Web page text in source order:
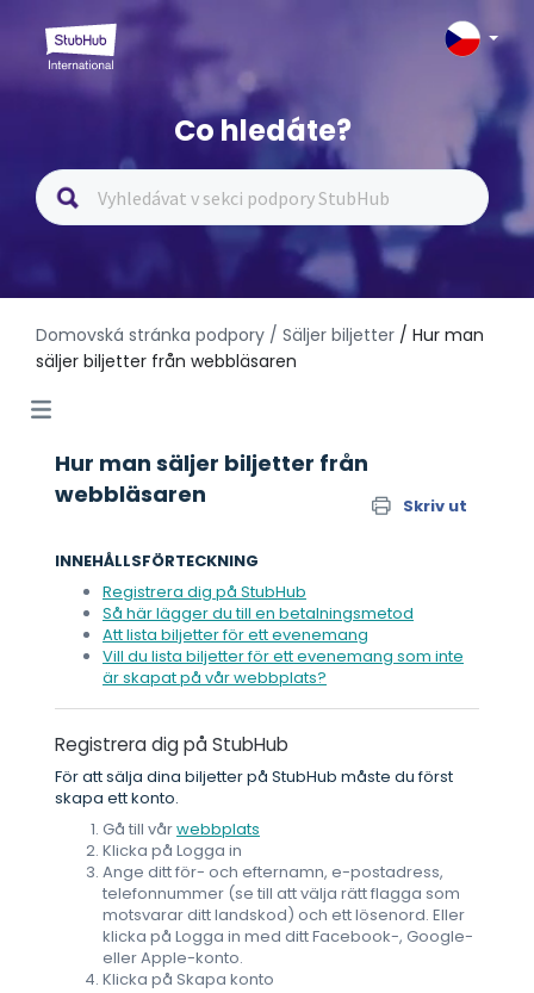
Co hledáte?
Domovská stránka podpory / Säljer biljetter / Hur man
säljer biljetter från webbläsaren
Hur man säljer biljetter från
webbläsaren
Skriv ut
INNEHÅLLSFÖRTECKNING
Registrera dig på StubHub
Så här lägger du till en betalningsmetod
Att lista biljetter för ett evenemang
Vill du lista biljetter för ett evenemang som inte
är skapat på vår webbplats?
Registrera dig på StubHub
För att sälja dina biljetter på StubHub måste du först
skapa ett konto.
Gå till vårwebbplats
Klicka på Logga in
Ange ditt för- och efternamn, e-postadress,
telefonnummer (se till att välja rätt flagga som
motsvarar ditt landskod) och ett lösenord. Eller
klicka på Logga in med ditt Facebook-, Google-
eller Apple-konto.
Klicka på Skapa konto